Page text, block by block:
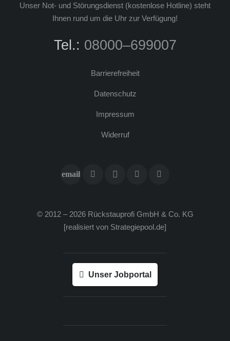
Unser Not- und Stö­rungs­dienst (kos­ten­lo­se Hot­line) steht
Ihnen rund um die Uhr zur Ver­fü­gung!
Tel.: 08000–699007
Bar­rie­re­frei­heit
Daten­schutz
Impres­sum
Wider­ruf
© 2012 – 2026 Rück­stau­pro­fi GmbH & Co. KG
[rea­li­siert von Strategiepool.de]
Unser Jobportal